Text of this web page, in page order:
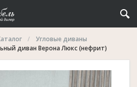
Угловые диваны
диван Верона Люкс (нефрит)